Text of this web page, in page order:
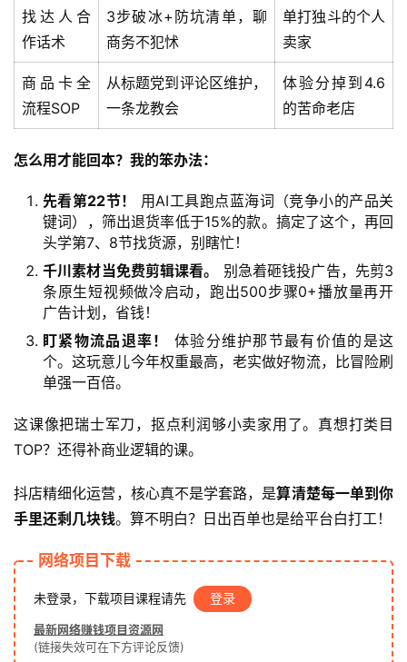
钱
项
目
网
网
福
业
网
找达人合
作话术
3步破冰+防坑清单，聊
商务不犯怵
单打独斗的个人
卖家
商品卡全
流程SOP
从标题党到评论区维护，
一条龙教会
体验分掉到4.6
的苦命老店
怎么用才能回本？我的笨办法：
先看第22节！
用AI工具跑点蓝海词（竞争小的产品关
键词），筛出退货率低于15%的款。搞定了这个，再回
头学第7、8节找货源，别瞎忙！
千川素材当免费剪辑课看。
别急着砸钱投广告，先剪3
条原生短视频做冷启动，跑出500步骤0+播放量再开
广告计划，省钱！
盯紧物流品退率！
体验分维护那节最有价值的是这
个。这玩意儿今年权重最高，老实做好物流，比冒险刷
单强一百倍。
这课像把瑞士军刀，抠点利润够小卖家用了。真想打类目
TOP？还得补商业逻辑的课。
抖店精细化运营，核心真不是学套路，是算清楚每一单到你
手里还剩几块钱。算不明白？日出百单也是给平台白打工！
网络项目下载
未登录，下载项目课程请先 登录
最新网络赚钱项目资源网
(链接失效可在下方评论反馈)